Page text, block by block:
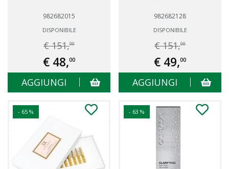
982682015
DISPONIBILE
€ 151,00
€ 48,00
AGGIUNGI
982682128
DISPONIBILE
€ 151,00
€ 49,00
AGGIUNGI
- 65 % - 63 %